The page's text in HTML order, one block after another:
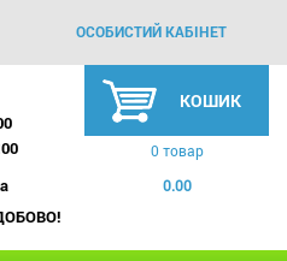
ОСОБИСТИЙ КАБІНЕТ
КОШИК
0 товар
0.00